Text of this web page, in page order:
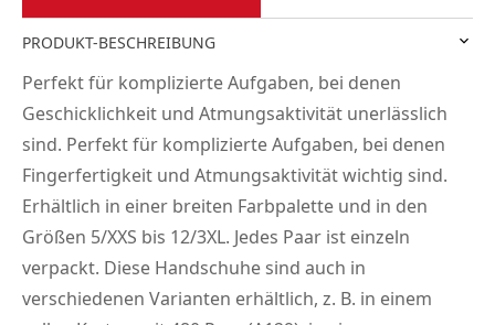
PRODUKT-BESCHREIBUNG
Perfekt für komplizierte Aufgaben, bei denen
Geschicklichkeit und Atmungsaktivität unerlässlich
sind. Perfekt für komplizierte Aufgaben, bei denen
Fingerfertigkeit und Atmungsaktivität wichtig sind.
Erhältlich in einer breiten Farbpalette und in den
Größen 5/XXS bis 12/3XL. Jedes Paar ist einzeln
verpackt. Diese Handschuhe sind auch in
verschiedenen Varianten erhältlich, z. B. in einem